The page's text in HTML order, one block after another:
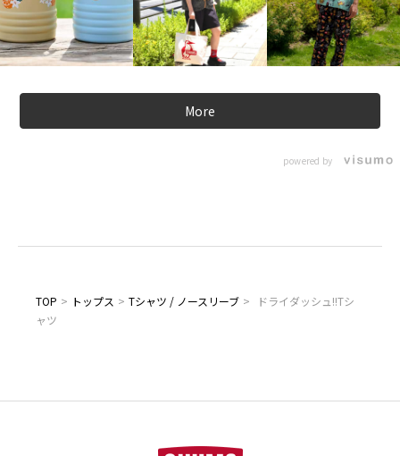
More
powered by
TOP > トップス > Tシャツ / ノースリーブ >
ドライダッシュ!!Tシ
ャツ